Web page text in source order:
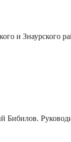
и Знаурского
Бибилов.